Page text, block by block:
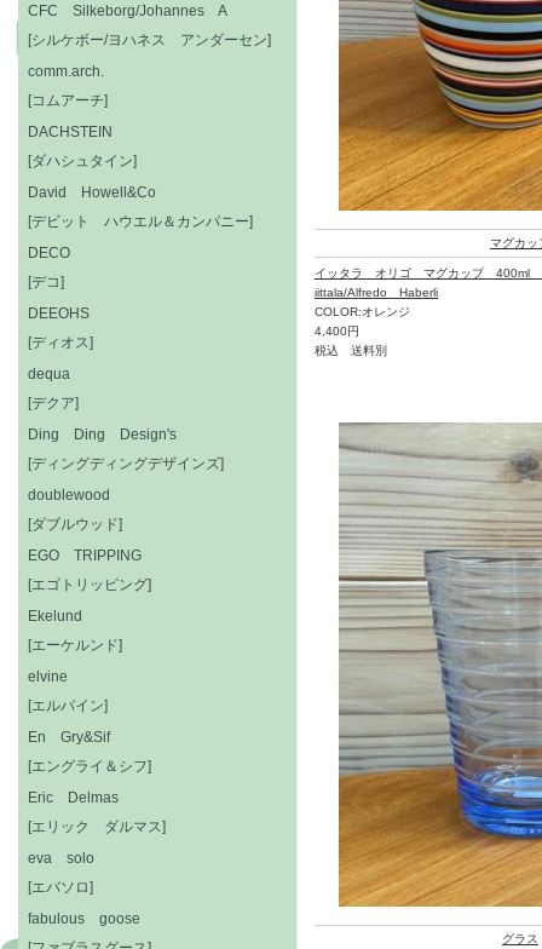
マグカッ
イッタラ オリゴ マグカップ 400ml
iittala/Alfredo Haberli
COLOR:オレンジ
4,400円
税込 送料別
グラス
CFC Silkeborg/Johannes A
[シルケボー/ヨハネス アンダーセン]
comm.arch.
[コムアーチ]
DACHSTEIN
[ダハシュタイン]
David Howell&Co
[デビット ハウエル＆カンパニー]
DECO
[デコ]
DEEOHS
[ディオス]
dequa
[デクア]
Ding Ding Design's
[ディングディングデザインズ]
doublewood
[ダブルウッド]
EGO TRIPPING
[エゴトリッピング]
Ekelund
[エーケルンド]
elvine
[エルバイン]
En Gry&Sif
[エングライ＆シフ]
Eric Delmas
[エリック ダルマス]
eva solo
[エバソロ]
fabulous goose